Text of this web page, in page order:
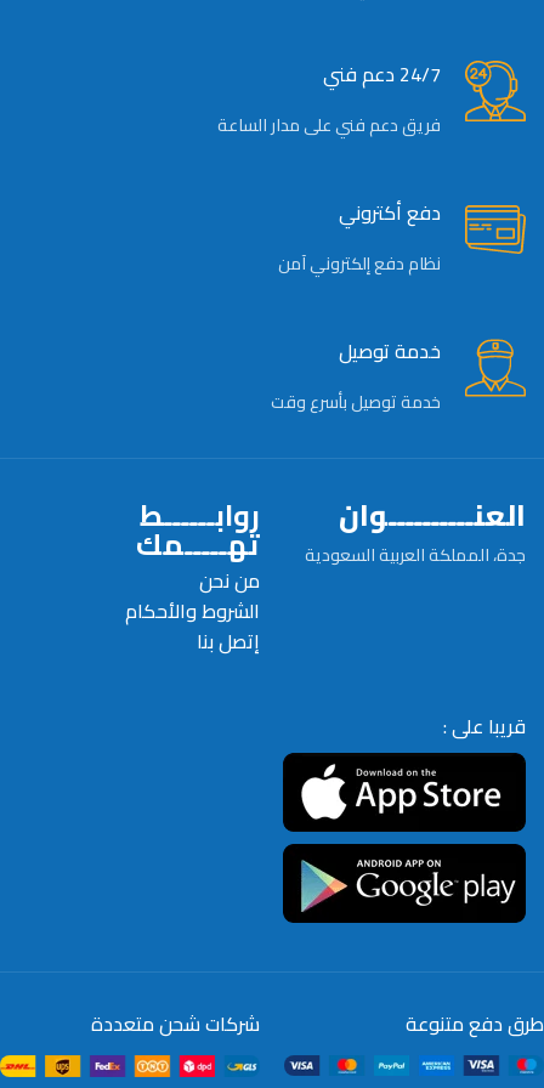
24/7 دعم فني
فريق دعم فني على مدار الساعة
دفع أكتروني
نظام دفع إلكتروني آمن
خدمة توصيل
خدمة توصيل بأسرع وقت
العنــــــــــوان
جدة، المملكة العربية السعودية
روابــــــط
تهـــــمك
من نحن
الشروط والأحكام
إتصل بنا
قريبا على :
طرق دفع متنوعة شركات شحن متعددة